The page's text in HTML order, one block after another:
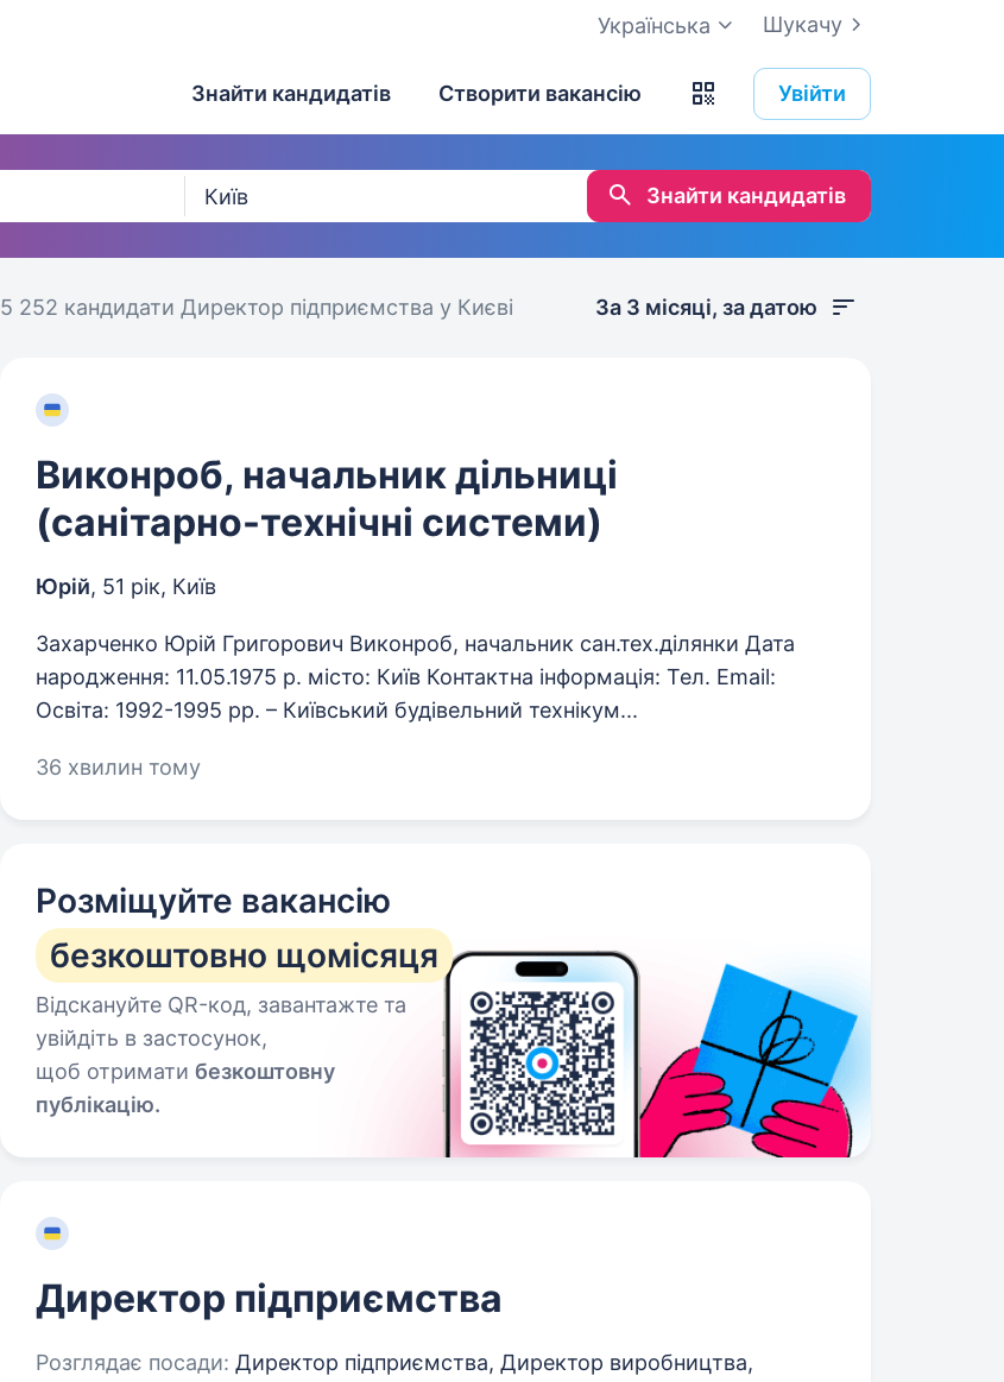
Шукачу
Українська
Знайти кандидатів Створити вакансію Увійти
Знайти кандидатів
5 252 кандидати Директор підприємства у Києві За 3 місяці, за датою
Виконроб, начальник дільниці
(санітарно-технічні системи)
Юрій, 51 рік, Київ
Захарченко Юрій Григорович Виконроб, начальник сан.тех.ділянки Дата
народження: 11.05.1975 р. місто: Київ Контактна інформація: Тел. Email:
Освіта: 1992-1995 рр. – Київський будівельний технікум...
36 хвилин тому
Розміщуйте вакансію
безкоштовно щомісяця
Відскануйте QR-код, завантажте та
увійдіть в застосунок,
щоб отримати безкоштовну
публікацію.
Директор підприємства
Розглядає посади: Директор підприємства, Директор виробництва,